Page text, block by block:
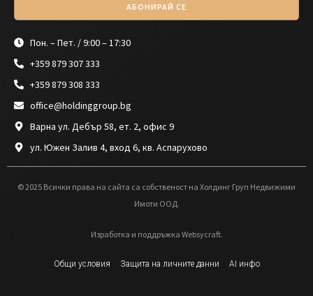
АБОНИРАЙ СЕ
Пон. – Пет. / 9:00 – 17:30
+359 879 307 333
+359 879 308 333
office@holdinggroup.bg
Варна ул. Дебър 58, ет. 2, офис 9
ул. Южен Залив 4, вход 6, кв. Аспарухово
© 2025 Всички права на сайта са собственост на Холдинг Груп Недвижими
Имоти ООД.
Изработка и поддръжка Websycraft.
Общи условия Защита на личните данни AI инфо